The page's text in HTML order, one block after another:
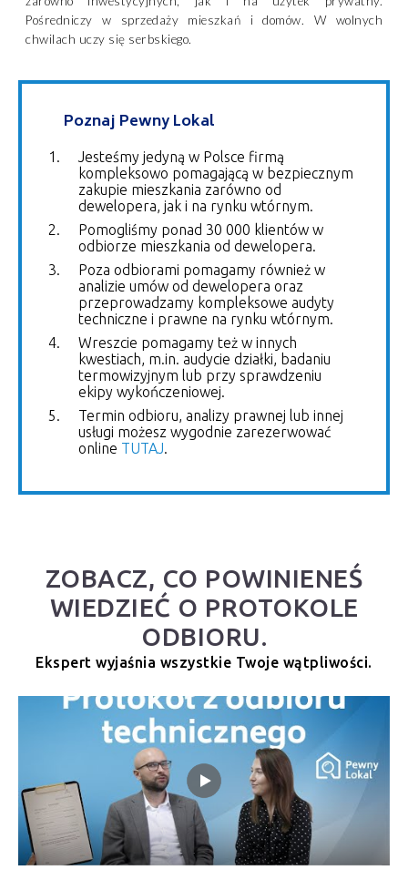
Pośredniczy w sprzedaży mieszkań i domów. W wolnych
chwilach uczy się serbskiego.
Poznaj Pewny Lokal
Jesteśmy jedyną w Polsce firmą
kompleksowo pomagającą w bezpiecznym
zakupie mieszkania zarówno od
dewelopera, jak i na rynku wtórnym.
Pomogliśmy ponad 30 000 klientów w
odbiorze mieszkania od dewelopera.
Poza odbiorami pomagamy również w
analizie umów od dewelopera oraz
przeprowadzamy kompleksowe audyty
techniczne i prawne na rynku wtórnym.
Wreszcie pomagamy też w innych
kwestiach, m.in. audycie działki, badaniu
termowizyjnym lub przy sprawdzeniu
ekipy wykończeniowej.
Termin odbioru, analizy prawnej lub innej
usługi możesz wygodnie zarezerwować
online TUTAJ
ZOBACZ, CO POWINIENEŚ
WIEDZIEĆ O PROTOKOLE
ODBIORU.
Ekspert wyjaśnia wszystkie Twoje wątpliwości.